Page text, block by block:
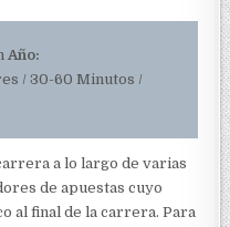
Año:
/ 30-60 Minutos /
a lo largo de varias
de apuestas cuyo
al final de la carrera. Para